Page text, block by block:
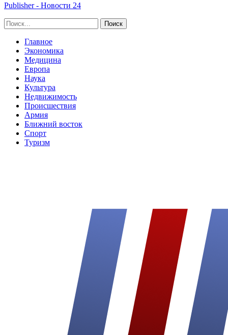
Publisher - Новости 24
Главное
Экономика
Медицина
Европа
Наука
Культура
Недвижимость
Происшествия
Армия
Ближний восток
Спорт
Туризм